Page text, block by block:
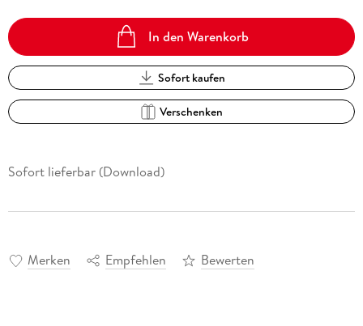
In den Warenkorb
Sofort kaufen
Verschenken
Sofort lieferbar (Download)
Merken Empfehlen Bewerten